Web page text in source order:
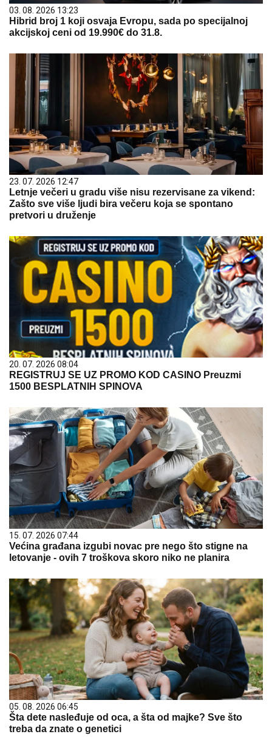
03. 08. 2026 13:23
Hibrid broj 1 koji osvaja Evropu, sada po specijalnoj
akcijskoj ceni od 19.990€ do 31.8.
23. 07. 2026 12:47
Letnje večeri u gradu više nisu rezervisane za vikend:
Zašto sve više ljudi bira večeru koja se spontano
pretvori u druženje
20. 07. 2026 08:04
REGISTRUJ SE UZ PROMO KOD CASINO Preuzmi
1500 BESPLATNIH SPINOVA
15. 07. 2026 07:44
Većina građana izgubi novac pre nego što stigne na
letovanje - ovih 7 troškova skoro niko ne planira
05. 08. 2026 06:45
Šta dete nasleđuje od oca, a šta od majke? Sve što
treba da znate o genetici